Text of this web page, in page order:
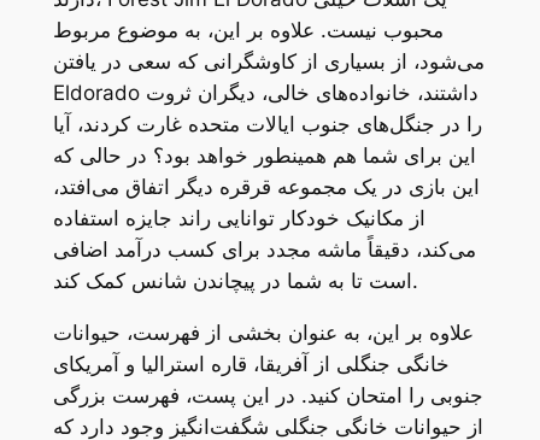
محبوب نیست. علاوه بر این، به موضوع مربوط
می‌شود، از بسیاری از کاوشگرانی که سعی در یافتن
Eldorado داشتند، خانواده‌های خالی، دیگران ثروت
را در جنگل‌های جنوب ایالات متحده غارت کردند، آیا
این برای شما هم همینطور خواهد بود؟ در حالی که
این بازی در یک مجموعه قرقره دیگر اتفاق می‌افتد،
از مکانیک خودکار توانایی راند جایزه استفاده
می‌کند، دقیقاً ماشه مجدد برای کسب درآمد اضافی
است تا به شما در پیچاندن شانس کمک کند.
علاوه بر این، به عنوان بخشی از فهرست، حیوانات
خانگی جنگلی از آفریقا، قاره استرالیا و آمریکای
جنوبی را امتحان کنید. در این پست، فهرست بزرگی
از حیوانات خانگی جنگلی شگفت‌انگیز وجود دارد که